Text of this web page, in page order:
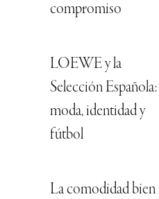
compromiso
LOEWE y la
Selección Española:
moda, identidad y
fútbol
La comodidad bien